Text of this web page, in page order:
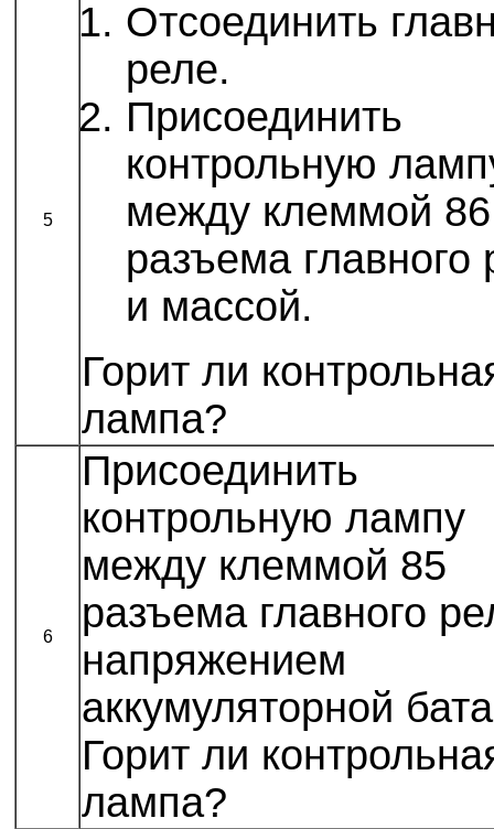
5
Отсоединить
реле.
Присоединить
контрольную
между клеммой 86
разъема главного
и массой.
Горит ли
лампа?
6
Присоединить
контрольную лампу
между клеммой 85
разъема главного
напряжением
аккумуляторной
Горит ли
лампа?